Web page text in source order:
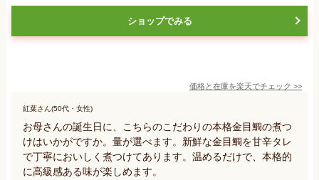
ショップでみる
価格と在庫を楽天でチェック >>
紅葉さん(50代・女性)
お母さんの誕生日に、こちらのこだわりの本格金目鯛の煮つ
けはいかがですか。量が選べます。新鮮な金目鯛を甘辛タレ
で丁寧においしく煮つけてあります。温めるだけで、本格的
に高級感ある味が楽しめます。